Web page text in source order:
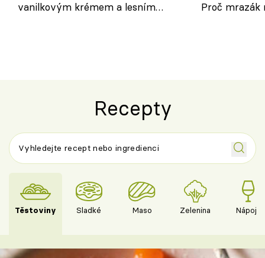
vanilkovým krémem a lesním
Proč
Recepty
Těstoviny Sladké Maso Zelenina Nápoje